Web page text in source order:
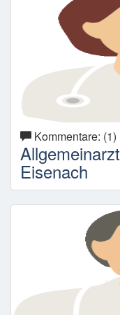
Kommentare: (1)
Eisenach